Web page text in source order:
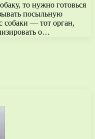
то нужно готовься
посыльную
собаки — тот орган,
о…